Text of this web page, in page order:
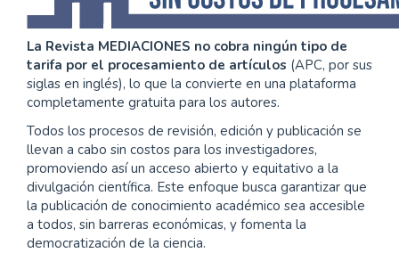
La Revista MEDIACIONES no cobra ningún tipo de
tarifa por el procesamiento de artículos (APC, por sus
siglas en inglés), lo que la convierte en una plataforma
completamente gratuita para los autores.
Todos los procesos de revisión, edición y publicación se
llevan a cabo sin costos para los investigadores,
promoviendo así un acceso abierto y equitativo a la
divulgación científica. Este enfoque busca garantizar que
la publicación de conocimiento académico sea accesible
a todos, sin barreras económicas, y fomenta la
democratización de la ciencia.